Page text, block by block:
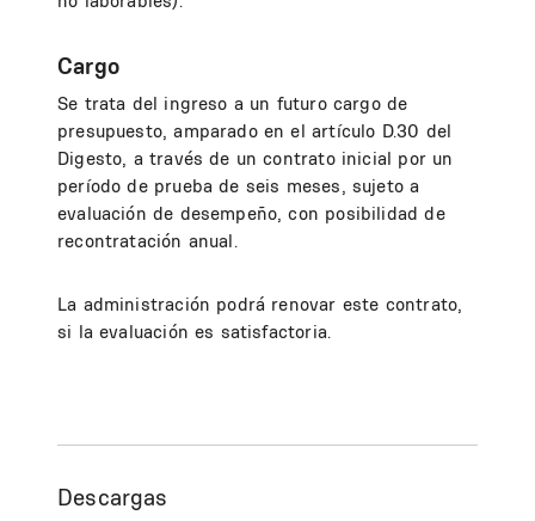
Cargo
Se trata del ingreso a un futuro cargo de
presupuesto, amparado en el artículo D.30 del
Digesto, a través de un contrato inicial por un
período de prueba de seis meses, sujeto a
evaluación de desempeño, con posibilidad de
recontratación anual.
La administración podrá renovar este contrato,
si la evaluación es satisfactoria.
Descargas